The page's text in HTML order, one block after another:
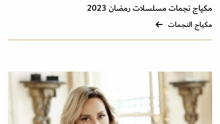
مكياج نجمات مسلسلات رمضان 2023
مكياج النجمات